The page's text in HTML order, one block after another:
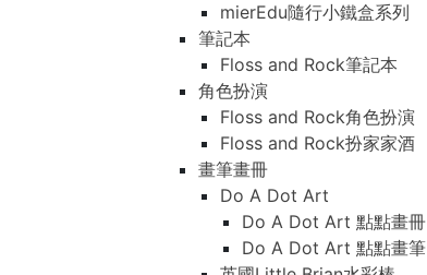
mierEdu隨行小鐵盒系列
筆記本
Floss and Rock筆記本
角色扮演
Floss and Rock角色扮演
Floss and Rock扮家家酒
畫筆畫冊
Do A Dot Art
Do A Dot Art 點點畫冊
Do A Dot Art 點點畫筆